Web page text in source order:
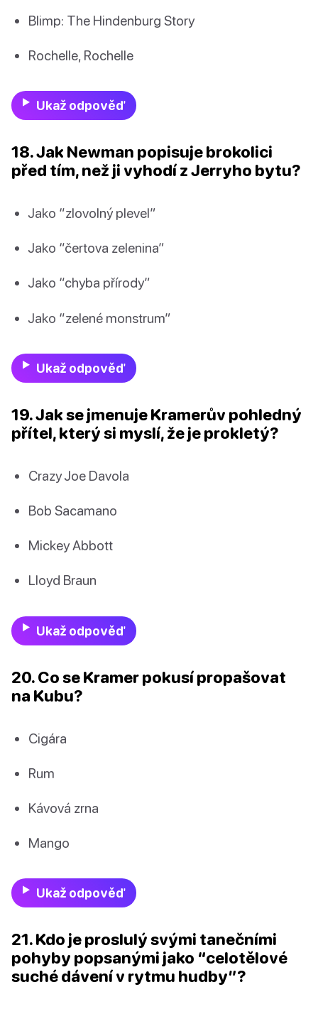
Blimp: The Hindenburg Story
Rochelle, Rochelle
Ukaž odpověď
18. Jak Newman popisuje brokolici
před tím, než ji vyhodí z Jerryho bytu?
Jako “zlovolný plevel”
Jako “čertova zelenina”
Jako “chyba přírody”
Jako “zelené monstrum”
Ukaž odpověď
19. Jak se jmenuje Kramerův pohledný
přítel, který si myslí, že je prokletý?
Crazy Joe Davola
Bob Sacamano
Mickey Abbott
Lloyd Braun
Ukaž odpověď
20. Co se Kramer pokusí propašovat
na Kubu?
Cigára
Rum
Kávová zrna
Mango
Ukaž odpověď
21. Kdo je proslulý svými tanečními
pohyby popsanými jako “celotělové
suché dávení v rytmu hudby”?